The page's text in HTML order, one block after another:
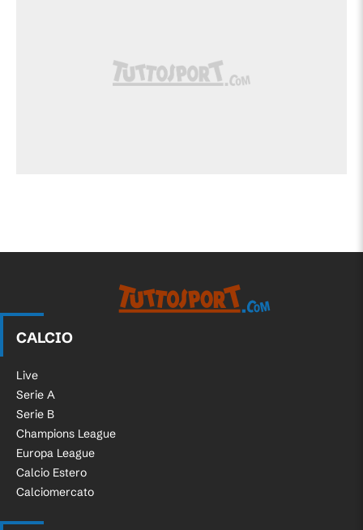
CALCIO
Live
Serie A
Serie B
Champions League
Europa League
Calcio Estero
Calciomercato